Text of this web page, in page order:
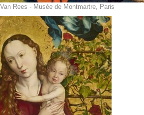
Rees - Musée de Montmartre, Paris